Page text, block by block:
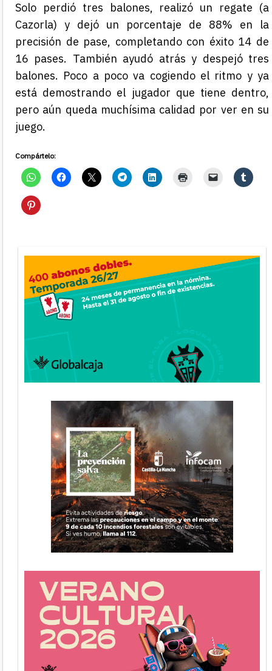
Solo perdió tres balones, realizó un regate (a
Cazorla) y dejó un porcentaje de 88% en la
precisión de pase, completando con éxito 14 de
16 pases. También ayudó atrás y despejó tres
balones. Poco a poco va cogiendo el ritmo y ya
está demostrando el jugador que tiene dentro,
pero aún queda muchísima calidad por ver en su
juego.
Compártelo: